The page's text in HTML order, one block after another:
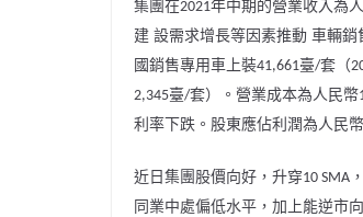
集團在2021年中期的營業收入為
建 設需求增長等因素推動 車輛銷
國銷售專用車上裝41,661臺/套（
2,345臺/套）。 營業成本為人民幣
利率下跌。股東應佔利潤為人民幣
近日集團股價向好，升穿10 SMA
同業中處偏低水平，加上能逆市